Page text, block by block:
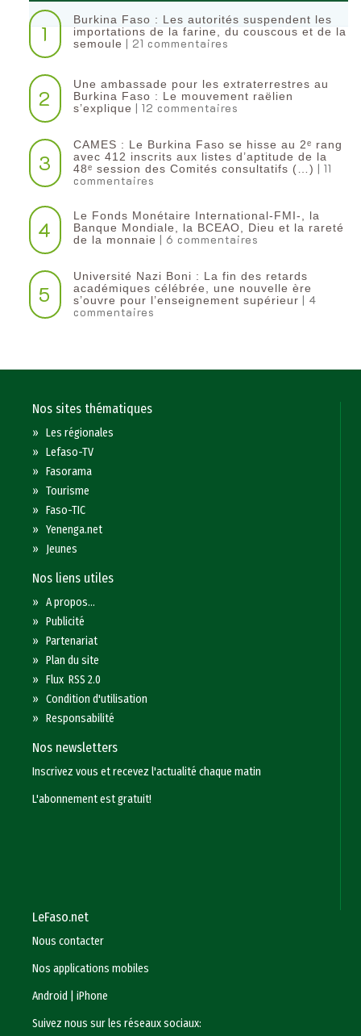
1
Burkina Faso : Les autorités suspendent les
importations de la farine, du couscous et de la
semoule | 21 commentaires
2
Une ambassade pour les extraterrestres au
Burkina Faso : Le mouvement raëlien
s’explique | 12 commentaires
3
CAMES : Le Burkina Faso se hisse au 2ᵉ rang
avec 412 inscrits aux listes d’aptitude de la
48ᵉ session des Comités consultatifs (…) | 11
commentaires
4
Le Fonds Monétaire International-FMI-, la
Banque Mondiale, la BCEAO, Dieu et la rareté
de la monnaie | 6 commentaires
5
Université Nazi Boni : La fin des retards
académiques célébrée, une nouvelle ère
s’ouvre pour l’enseignement supérieur | 4
commentaires
Nos sites thématiques
»Les régionales
»Lefaso-TV
»Fasorama
»Tourisme
»Faso-TIC
»Yenenga.net
» Jeunes
Nos liens utiles
»A propos...
»Publicité
»Partenariat
»Plan du site
»Flux RSS 2.0
»Condition d'utilisation
»Responsabilité
Nos newsletters
Inscrivez vous et recevez l'actualité chaque matin
L'abonnement est gratuit!
LeFaso.net
Nous contacter
Nos applications mobiles
Android
|iPhone
Suivez nous sur les réseaux sociaux: